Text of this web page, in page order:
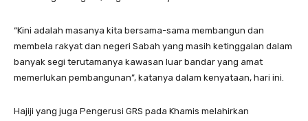
“Kini adalah masanya kita bersama-sama membangun dan
membela rakyat dan negeri Sabah yang masih ketinggalan dalam
banyak segi terutamanya kawasan luar bandar yang amat
memerlukan pembangunan”, katanya dalam kenyataan, hari ini.
Hajiji yang juga Pengerusi GRS pada Khamis melahirkan